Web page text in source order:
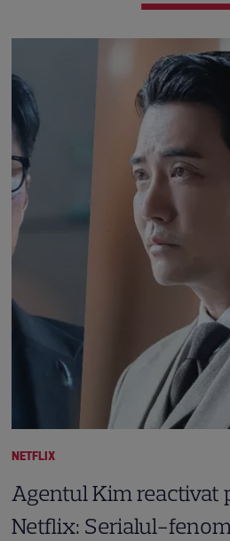
NETFLIX
Agentul Kim reactivat
Netflix: Serialul-